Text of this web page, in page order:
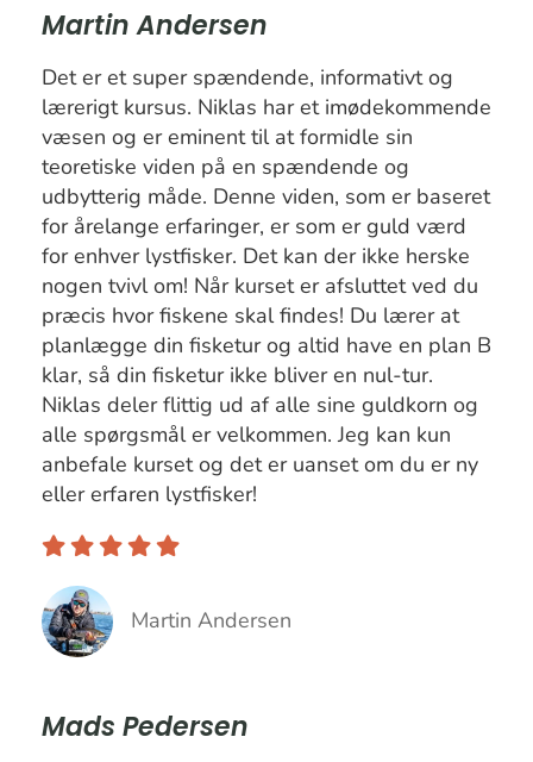
Martin Andersen
Det er et super spændende, informativt og
lærerigt kursus. Niklas har et imødekommende
væsen og er eminent til at formidle sin
teoretiske viden på en spændende og
udbytterig måde. Denne viden, som er baseret
for årelange erfaringer, er som er guld værd
for enhver lystfisker. Det kan der ikke herske
nogen tvivl om! Når kurset er afsluttet ved du
præcis hvor fiskene skal findes! Du lærer at
planlægge din fisketur og altid have en plan B
klar, så din fisketur ikke bliver en nul-tur.
Niklas deler flittig ud af alle sine guldkorn og
alle spørgsmål er velkommen. Jeg kan kun
anbefale kurset og det er uanset om du er ny
eller erfaren lystfisker!
Martin Andersen
Mads Pedersen